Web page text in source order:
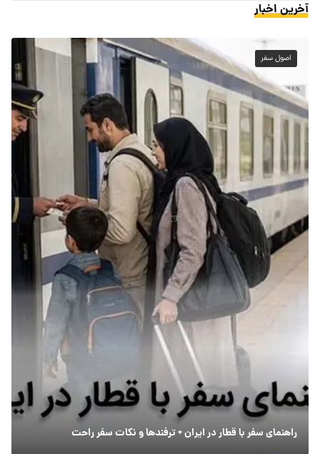
آخرین اخبار
اصول سفر
راهنمای سفر با قطار در ایران + ترفندها و نکات سفر راحت